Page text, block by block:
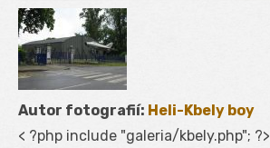
Autor fotografií: Heli-Kbely boy
< ?php include "galeria/kbely.php"; ?>